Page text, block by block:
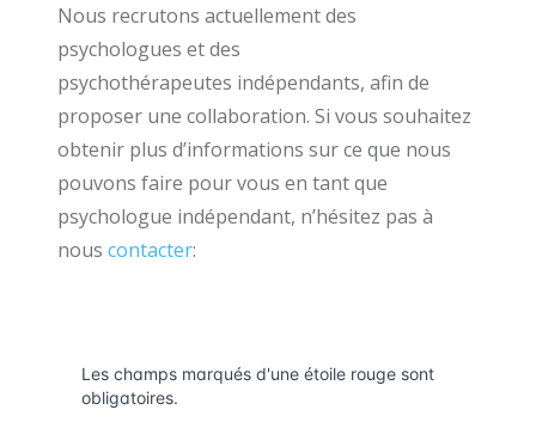
Nous recrutons actuellement des
psychologues et des
psychothérapeutes indépendants, afin de
proposer une collaboration. Si vous souhaitez
obtenir plus d’informations sur ce que nous
pouvons faire pour vous en tant que
psychologue indépendant, n’hésitez pas à
nous contacter: